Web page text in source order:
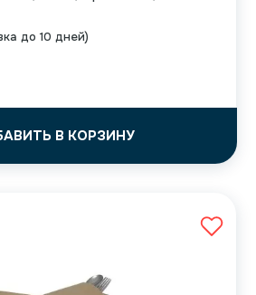
до 10 дней)
В КОРЗИНУ